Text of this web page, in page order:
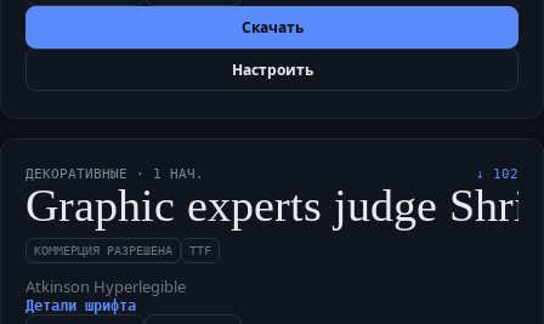
Скачать
Настроить
ДЕКОРАТИВНЫЕ · 1 НАЧ. ↓ 102
Graphic experts judge
КОММЕРЦИЯ РАЗРЕШЕНА TTF
Atkinson Hyperlegible
Детали шрифта